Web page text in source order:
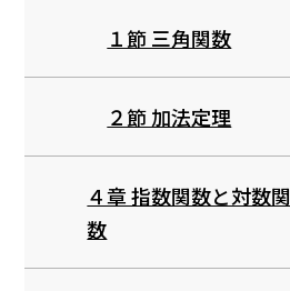
１節 三角関数
２節 加法定理
４章 指数関数と対数関
数